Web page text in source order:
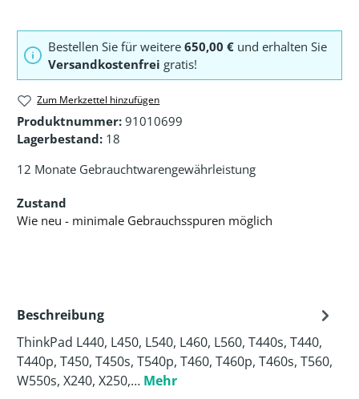
Bestellen Sie für weitere 650,00 € und erhalten Sie
Versandkostenfrei gratis!
Zum Merkzettel hinzufügen
Produktnummer: 91010699
Lagerbestand: 18
12 Monate Gebrauchtwarengewährleistung
Zustand
Wie neu - minimale Gebrauchsspuren möglich
Beschreibung
ThinkPad L440, L450, L540, L460, L560, T440s, T440,
T440p, T450, T450s, T540p, T460, T460p, T460s, T560,
W550s, X240, X250,… Mehr